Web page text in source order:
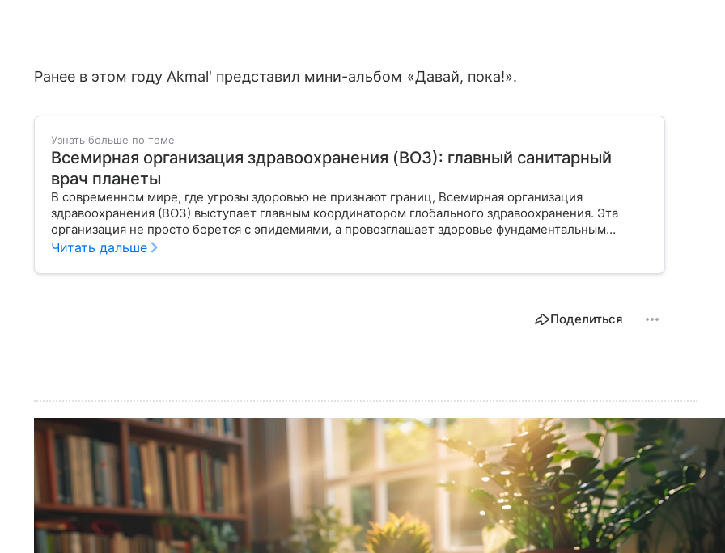
Ранее в этом году Akmal' представил мини-альбом «Давай, пока!».
Узнать больше по теме
Всемирная организация здравоохранения (ВОЗ): главный санитарный
врач планеты
В современном мире, где угрозы здоровью не признают границ, Всемирная организация
здравоохранения (ВОЗ) выступает главным координатором глобального здравоохранения. Эта
организация не просто борется с эпидемиями, а провозглашает здоровье фундаментальным
правом человека, работая над его реализацией для миллиардов людей. Как устроен этот
часто критикуют — узнайте в нашей статье.
Читать дальше
Поделиться